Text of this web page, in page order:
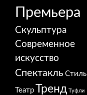
Премьера
Скульптура
Современное
искусство
Спектакль Стиль
Театр Тренд Туфли